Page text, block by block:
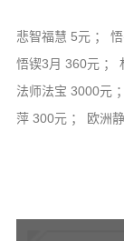
悲智福慧 5元 ；
悟锲3月 360元 ；
法师法宝 3000元
萍 300元 ； 欧洲